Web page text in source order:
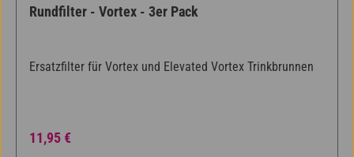
Rundfilter - Vortex - 3er Pack
Ersatzfilter für Vortex und Elevated Vortex Trinkbrunnen
Regulärer Preis:
11,95 €